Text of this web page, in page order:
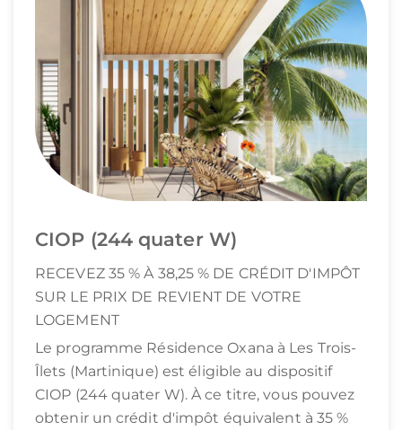
CIOP (244 quater W)
RECEVEZ 35 % À 38,25 % DE CRÉDIT D'IMPÔT
SUR LE PRIX DE REVIENT DE VOTRE
LOGEMENT
Le programme Résidence Oxana à Les Trois-
Îlets (Martinique) est éligible au dispositif
CIOP (244 quater W). À ce titre, vous pouvez
obtenir un crédit d'impôt équivalent à 35 %